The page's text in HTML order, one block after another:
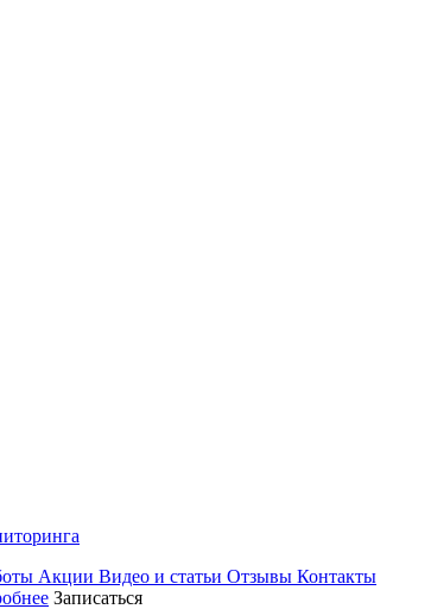
Акции Видео и статьи Отзывы Контакты
Записаться